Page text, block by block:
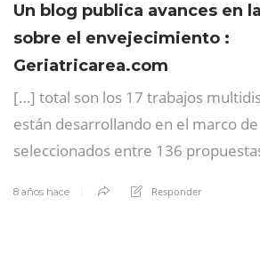
Un blog publica avances en
sobre el envejecimiento :
Geriatricarea.com
[…] total son los 17 trabajos
están desarrollando en el marco
seleccionados entre 136
8 años hace Responder